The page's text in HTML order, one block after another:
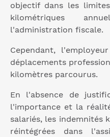
objectif dans les
kilométriques
l'administration fiscale.
Cependant,
déplacements
kilomètres parcourus.
En l'absence de
l'importance et la
salariés, les indemnités
réintégrées dans